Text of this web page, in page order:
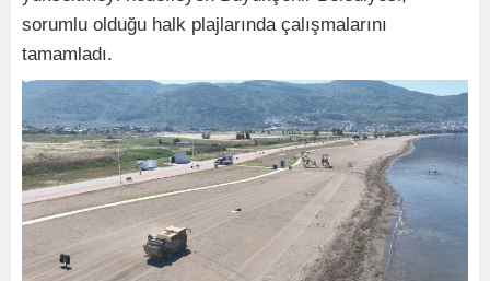
sorumlu olduğu halk plajlarında çalışmalarını
tamamladı.